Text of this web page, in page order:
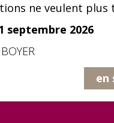
ne veulent plus
septembre 2026
en